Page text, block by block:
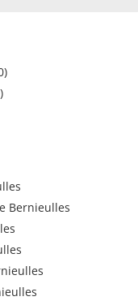
Bernieulles